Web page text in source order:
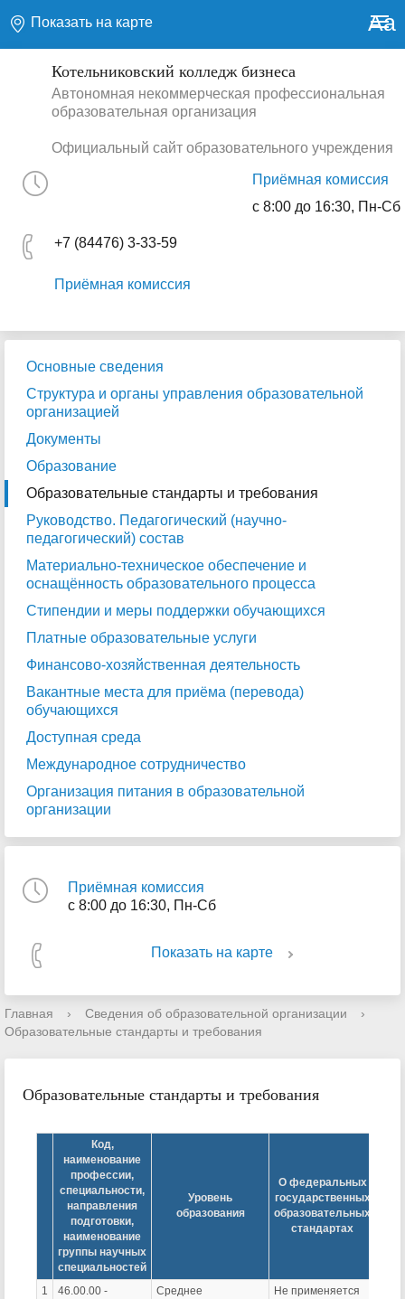
Показать на карте Aa
Котельниковский колледж бизнеса
Автономная некоммерческая профессиональная
образовательная организация
Официальный сайт образовательного учреждения
Приёмная комиссия
с 8:00 до 16:30, Пн-Сб
+7 (84476) 3-33-59
Приёмная комиссия
Основные сведения
Структура и органы управления образовательной
организацией
Документы
Образование
Образовательные стандарты и требования
Руководство. Педагогический (научно-
педагогический) состав
Материально-техническое обеспечение и
оснащённость образовательного процесса
Стипендии и меры поддержки обучающихся
Платные образовательные услуги
Финансово-хозяйственная деятельность
Вакантные места для приёма (перевода)
обучающихся
Доступная среда
Международное сотрудничество
Организация питания в образовательной
организации
Приёмная комиссия
с 8:00 до 16:30, Пн-Сб
Показать на карте
Главная › Сведения об образовательной организации
›
Образовательные стандарты и требования
Образовательные стандарты и требования
Код,
наименование
профессии,
специальности,
направления
подготовки,
наименование
группы научных
специальностей
Уровень
образования
О федеральных
государственных
образовательных
стандартах
1
46.00.00 -
Среднее
Не применяется